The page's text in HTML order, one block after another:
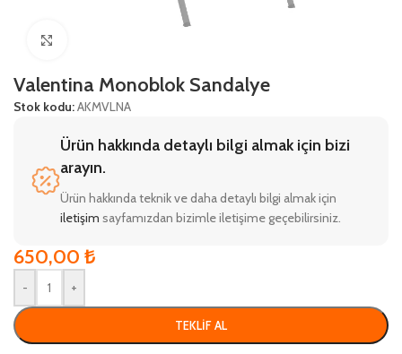
Valentina Monoblok Sandalye
Stok kodu:AKMVLNA
Ürün hakkında detaylı bilgi almak için bizi
arayın.
Ürün hakkında teknik ve daha detaylı bilgi almak için
iletişim sayfamızdan bizimle iletişime geçebilirsiniz.
650,00 ₺
- +
TEKLIF AL